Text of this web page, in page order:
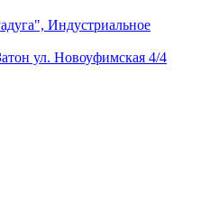
Индустриальное
ул. Новоуфимская 4/4